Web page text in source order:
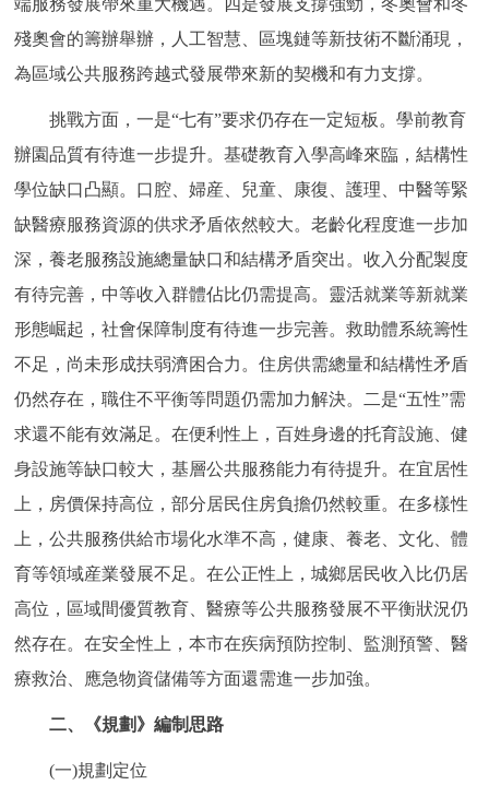
回到頂部
端服務發展帶來重大機遇。四是發展支撐強勁，冬奧會和冬
殘奧會的籌辦舉辦，人工智慧、區塊鏈等新技術不斷涌現，
為區域公共服務跨越式發展帶來新的契機和有力支撐。
挑戰方面，一是“七有”要求仍存在一定短板。學前教育
辦園品質有待進一步提升。基礎教育入學高峰來臨，結構性
學位缺口凸顯。口腔、婦産、兒童、康復、護理、中醫等緊
缺醫療服務資源的供求矛盾依然較大。老齡化程度進一步加
深，養老服務設施總量缺口和結構矛盾突出。收入分配製度
有待完善，中等收入群體佔比仍需提高。靈活就業等新就業
形態崛起，社會保障制度有待進一步完善。救助體系統籌性
不足，尚未形成扶弱濟困合力。住房供需總量和結構性矛盾
仍然存在，職住不平衡等問題仍需加力解決。二是“五性”需
求還不能有效滿足。在便利性上，百姓身邊的托育設施、健
身設施等缺口較大，基層公共服務能力有待提升。在宜居性
上，房價保持高位，部分居民住房負擔仍然較重。在多樣性
上，公共服務供給市場化水準不高，健康、養老、文化、體
育等領域産業發展不足。在公正性上，城鄉居民收入比仍居
高位，區域間優質教育、醫療等公共服務發展不平衡狀況仍
然存在。在安全性上，本市在疾病預防控制、監測預警、醫
療救治、應急物資儲備等方面還需進一步加強。
二、《規劃》編制思路
(一)規劃定位